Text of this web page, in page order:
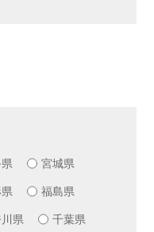
宮城県
福島県
県 千葉県